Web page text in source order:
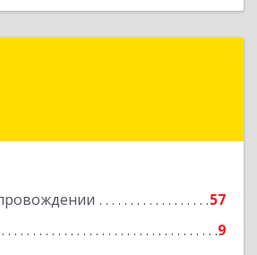
57
9
обл, Рыбинский р-н,